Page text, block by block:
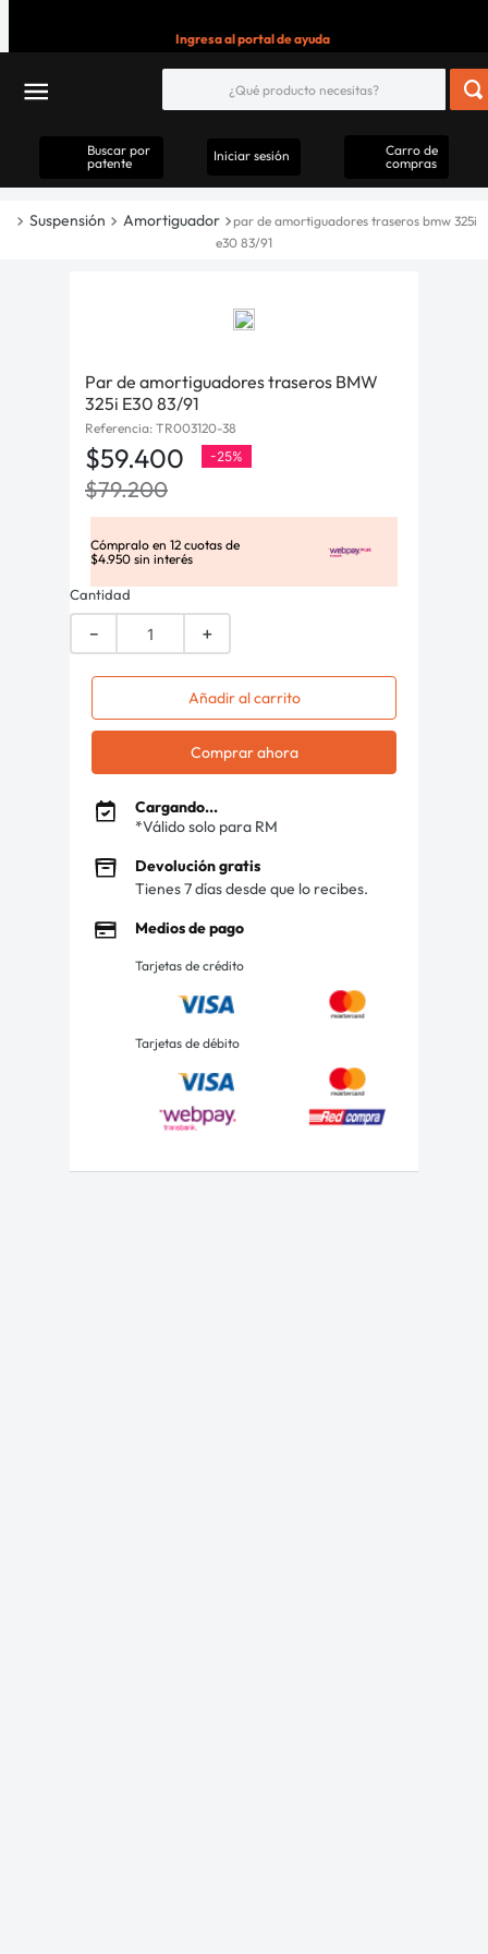
Ingresa al portal de ayuda
Buscar por
patente
Iniciar sesión
Carro de
compras
Suspensión Amortiguador
par de amortiguadores traseros bmw 325i
e30 83/91
Par de amortiguadores traseros BMW
325i E30 83/91
Referencia: TR003120-38
$59.400 -25%
$79.200
Cómpralo en 12 cuotas de
$4.950 sin interés
Cantidad
＋
－
Añadir al carrito
Comprar ahora
Cargando...
*Válido solo para RM
Devolución gratis
Tienes 7 días desde que lo recibes.
Medios de pago
Tarjetas de crédito
Tarjetas de débito